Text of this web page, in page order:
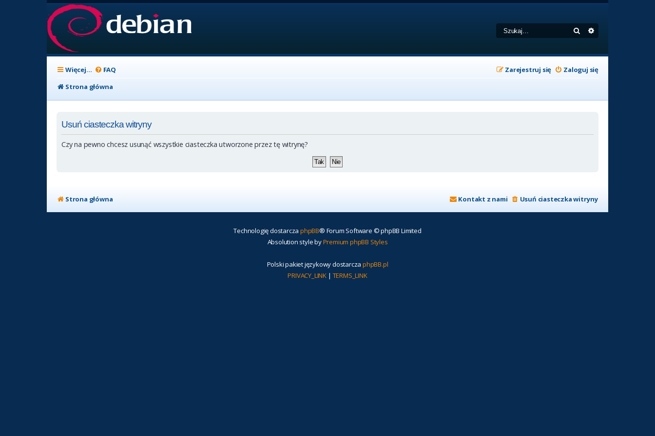
Szukaj
Więcej… FAQ Zaloguj się
Zarejestruj się
Strona główna
Usuń ciasteczka witryny
Czy na pewno chcesz usunąć wszystkie ciasteczka utworzone przez tę witrynę?
Strona główna Usuń ciasteczka witryny
Kontakt z nami
Technologię dostarcza phpBB® Forum Software © phpBB Limited
Absolution style byPremium phpBB Styles
Polski pakiet językowy dostarcza phpBB.pl
PRIVACY_LINK | TERMS_LINK